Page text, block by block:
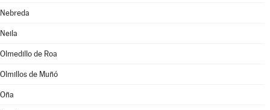
Nebreda
Neila
Olmedillo de Roa
Olmillos de Muñó
Oña